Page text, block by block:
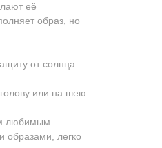
её
образ, но
от солнца.
или на шею.
любимым
образами, легко